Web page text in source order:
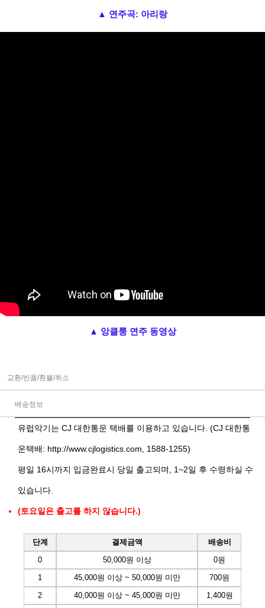
▲ 연주곡: 아리랑
▲ 앙클룽 연주 동영상
교환/반품/환불/취소
배송정보
유럽악기는 CJ 대한통운 택배를 이용하고 있습니다. (CJ 대한통
운택배: http://www.cjlogistics.com, 1588-1255)
평일 16시까지 입금완료시 당일 출고되며, 1~2일 후 수령하실 수
있습니다.
(토요일은 출고를 하지 않습니다.)
단계 결제금액
배송비
0
50,000원 이상
0원
1
45,000원 이상 ~ 50,000원 미만
700원
2
40,000원 이상 ~ 45,000원 미만
1,400원